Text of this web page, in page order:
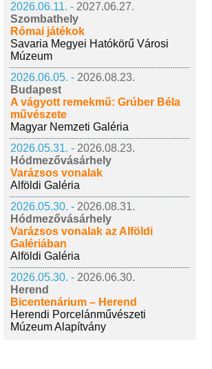
2026.06.11. - 2027.06.27.
Szombathely
Római játékok
Savaria Megyei Hatókörű Városi
Múzeum
2026.06.05. - 2026.08.23.
Budapest
A vágyott remekmű: Grúber Béla
művészete
Magyar Nemzeti Galéria
2026.05.31. - 2026.08.23.
Hódmezővásárhely
Varázsos vonalak
Alföldi Galéria
2026.05.30. - 2026.08.31.
Hódmezővásárhely
Varázsos vonalak az Alföldi
Galériában
Alföldi Galéria
2026.05.30. - 2026.06.30.
Herend
Bicentenárium – Herend
Herendi Porcelánművészeti
Múzeum Alapítvány